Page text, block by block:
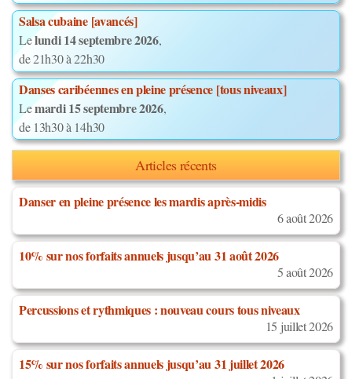
Salsa cubaine [avancés]
Lelundi 14 septembre 2026,
de 21h30 à 22h30
Danses caribéennes en pleine présence [tous niveaux]
Lemardi 15 septembre 2026,
de 13h30 à 14h30
Articles récents
Danser en pleine présence les mardis après-midis
6 août 2026
10% sur nos forfaits annuels jusqu’au 31 août 2026
5 août 2026
Percussions et rythmiques : nouveau cours tous niveaux
15 juillet 2026
15% sur nos forfaits annuels jusqu’au 31 juillet 2026